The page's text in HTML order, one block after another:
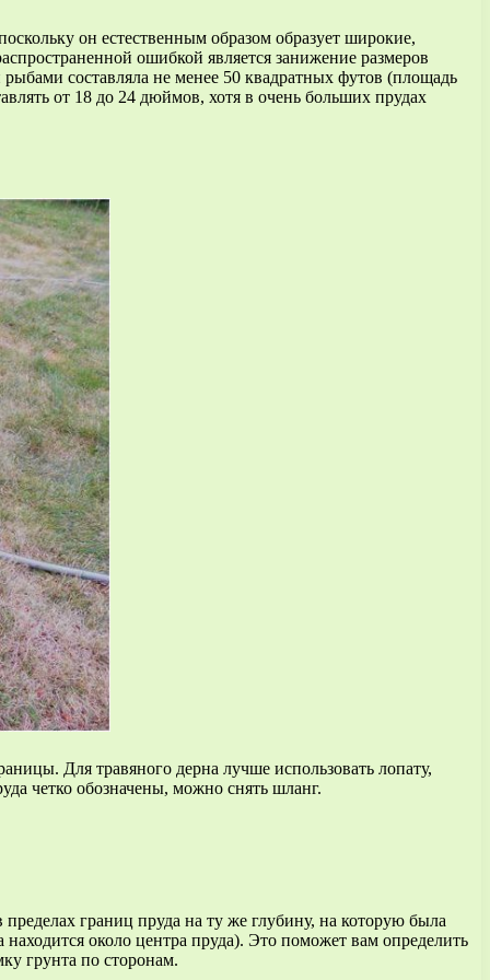
он естественным образом образует широкие,
ошибкой является занижение размеров
составляла не менее 50 квадратных футов (площадь
от 18 до 24 дюймов, хотя в очень больших прудах
Для травяного дерна лучше использовать лопату,
четко обозначены, можно снять шланг.
границ пруда на ту же глубину, на которую была
около центра пруда). Это поможет вам определить
грунта по сторонам.